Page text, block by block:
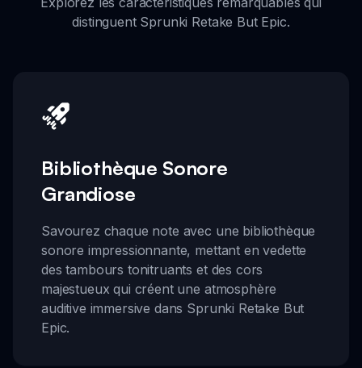
distinguent Sprunki Retake But Epic.
Bibliothèque Sonore
Grandiose
Savourez chaque note avec une bibliothèque
sonore impressionnante, mettant en vedette
des tambours tonitruants et des cors
majestueux qui créent une atmosphère
auditive immersive dans Sprunki Retake But
Epic.